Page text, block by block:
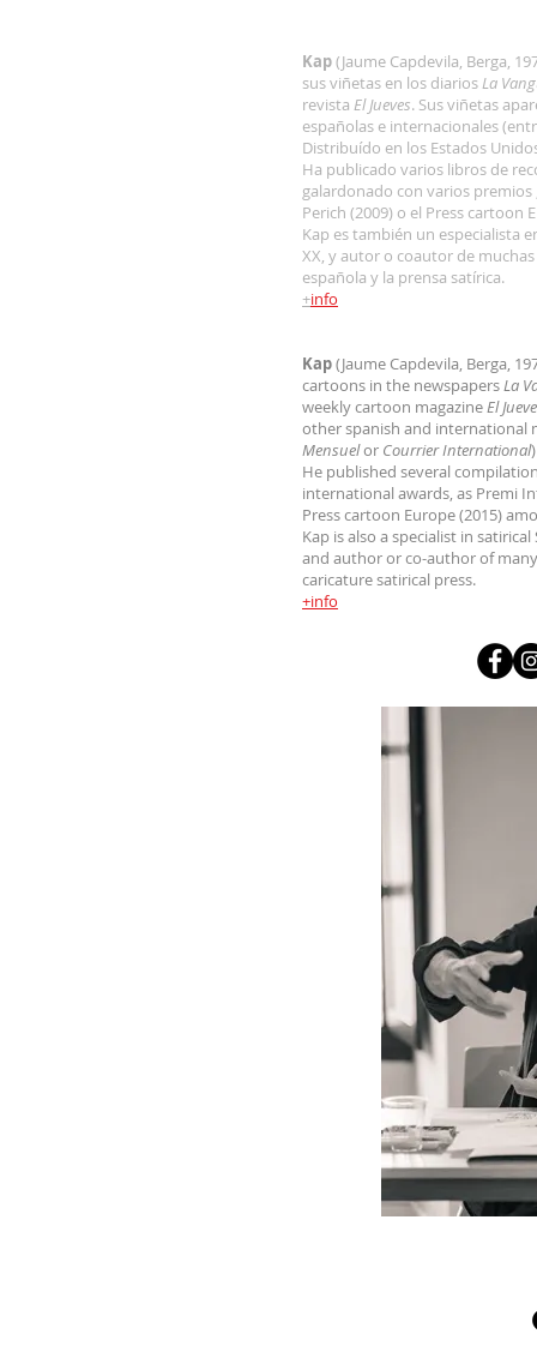
Kap(Jaume Capdevila, Berga,
sus viñetas en los diariosLa
revista El Jueves. Sus viñetas
españolas e internacionales
Distribuído en los Estados
Ha publicado varios libros de
galardonado con varios
Perich (2009) o el Press cartoon
Kap es también un especialista
XX, y autor o coautor de
española y la prensa satírica.
+info
Kap(Jaume Capdevila, Berga,
cartoons in the newspapersLa
weekly cartoon magazineEl
other spanish and international
Mensuelor Courrier International
He published several
international awards, as Premi
Press cartoon Europe (2015)
Kap is also a specialist in
and author or co-author of
caricature satirical press.
+info